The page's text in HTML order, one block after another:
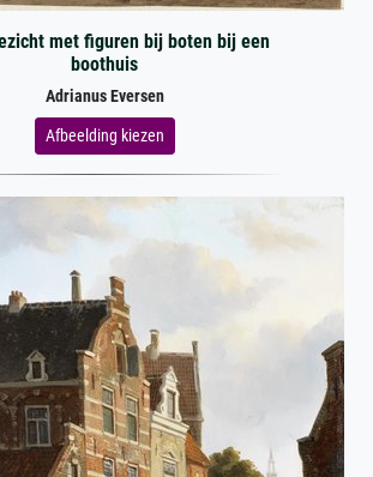
met figuren bij boten bij een
boothuis
Adrianus Eversen
Afbeelding kiezen